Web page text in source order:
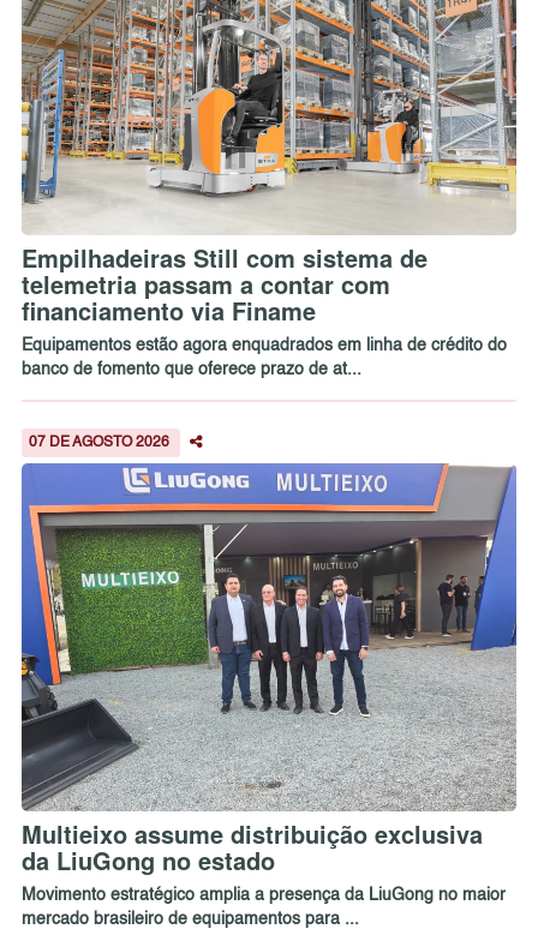
Empilhadeiras Still com sistema de
telemetria passam a contar com
financiamento via Finame
Equipamentos estão agora enquadrados em linha de crédito do
banco de fomento que oferece prazo de at...
07 DE AGOSTO 2026
Multieixo assume distribuição exclusiva
da LiuGong no estado
Movimento estratégico amplia a presença da LiuGong no maior
mercado brasileiro de equipamentos para ...